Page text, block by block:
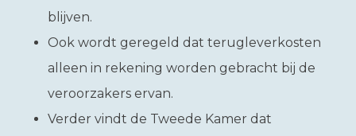
blijven.
Ook wordt geregeld dat terugleverkosten
alleen in rekening worden gebracht bij de
veroorzakers ervan.
Verder vindt de Tweede Kamer dat